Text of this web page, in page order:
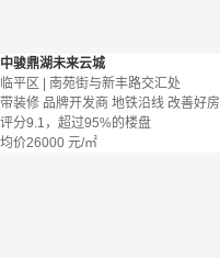
中骏鼎湖未来云城
临平区 | 南苑街与新丰路交汇处
带装修 品牌开发商 地铁沿线 改善好房
评分9.1，超过95%的楼盘
均价26000 元/㎡